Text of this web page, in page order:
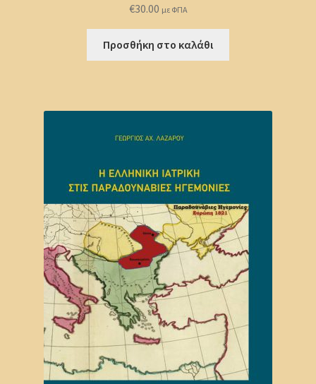
€30.00 με ΦΠΑ
Προσθήκη στο καλάθι